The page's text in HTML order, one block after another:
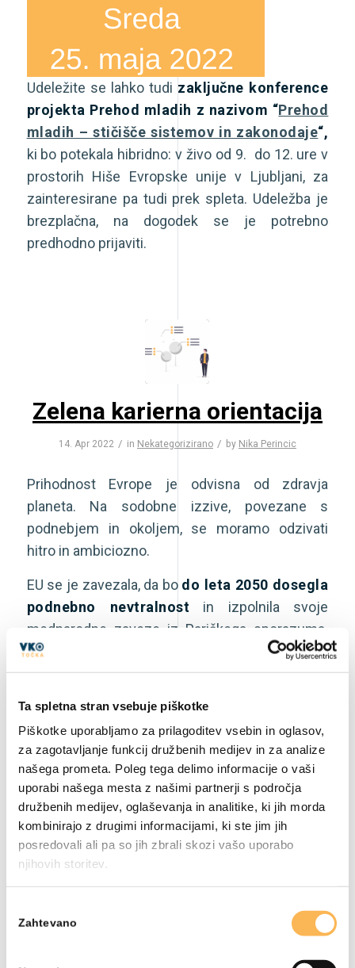
Ta spletna stran vsebuje piškotke
Piškotke uporabljamo za prilagoditev vsebin in oglasov,
za zagotavljanje funkcij družbenih medijev in za analize
našega prometa. Poleg tega delimo informacije o vaši
uporabi našega mesta z našimi partnerji s področja
družbenih medijev, oglaševanja in analitike, ki jih morda
kombinirajo z drugimi informacijami, ki ste jim jih
posredovali ali pa so jih zbrali skozi vašo uporabo
njihovih storitev.
soglasja
Zahtevano
Udeležite se lahko tudi zaključne konference
projekta Prehod mladih z nazivom “Prehod
mladih – stičišče sistemov in zakonodaje“,
ki bo potekala hibridno: v živo od 9. do 12. ure v
prostorih Hiše Evropske unije v Ljubljani, za
zainteresirane pa tudi prek spleta. Udeležba je
brezplačna, na dogodek se je potrebno
predhodno prijaviti.
Zelena karierna orientacija
14. Apr 2022 / in Nekategorizirano / by Nika Perincic
Prihodnost Evrope je odvisna od zdravja
planeta. Na sodobne izzive, povezane s
podnebjem in okoljem, se moramo odzivati
hitro in ambiciozno.
EU se je zavezala, da bo do leta 2050 dosegla
podnebno nevtralnost in izpolnila svoje
mednarodne zaveze iz Pariškega sporazuma.
Da bi dosegli ta cilj, bo potrebno
preoblikovanjeevropske družbe in
gospodaren, pravičen in socialno uravnotežen
način. V ta namen je EU sprejela strategijo,
Evropski zeleni dogovor
, ki je sveženj
političnih pobud za usmeritev EU proti
zelenemu prehoduin ki naj bi jo do leta 2050
pripeljale do končnega cilja – podnebne
nevtralnosti.
Zeleni dogovor bo pripomogel k preoblikovanju
sodobnim in
konkurenčnim gospodarstvom
V skladu s strategijo zelenega dogovora pa so